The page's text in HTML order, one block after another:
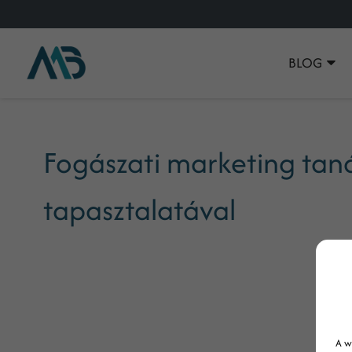
BLOG
Fogászati marketing
tapasztalatával
A